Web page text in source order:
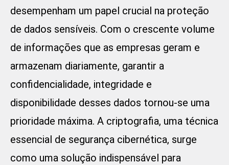
desempenham um papel crucial na proteção
de dados sensíveis. Com o crescente volume
de informações que as empresas geram e
armazenam diariamente, garantir a
confidencialidade, integridade e
disponibilidade desses dados tornou-se uma
prioridade máxima. A criptografia, uma técnica
essencial de segurança cibernética, surge
como uma solução indispensável para